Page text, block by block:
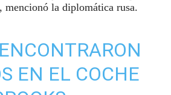
mencionó la diplomática rusa.
EN EL COCHE